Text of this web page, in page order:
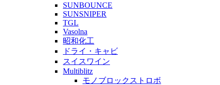
SUNBOUNCE
SUNSNIPER
TGL
Vasolna
昭和化工
ドライ・キャビ
スイスワイン
Multiblitz
モノブロックストロボ